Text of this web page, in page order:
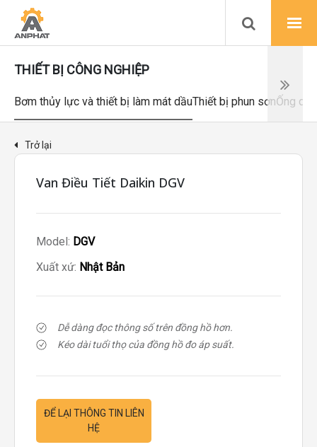
THIẾT BỊ CÔNG NGHIỆP
Bơm thủy lực và thiết bị làm mát dầuThiết bị phun sơnỐng
Trở lại
Van Điều Tiết Daikin DGV
Model: DGV
Xuất xứ: Nhật Bản
Dễ dàng đọc thông số trên đồng hồ hơn.
Kéo dài tuổi thọ của đồng hồ đo áp suất.
ĐỂ LẠI THÔNG TIN LIÊN
HỆ